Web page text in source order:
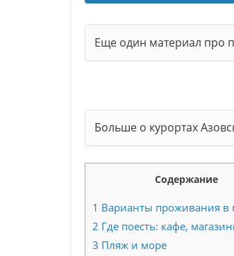
Еще один материал про
Больше о курортах
Содержание
1 Варианты проживания в
2 Где поесть: кафе,
3 Пляж и море